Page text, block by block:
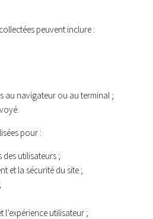
peuvent inclure :
au navigateur ou au terminal ;
pour :
utilisateurs ;
et la sécurité du site ;
l’expérience utilisateur ;